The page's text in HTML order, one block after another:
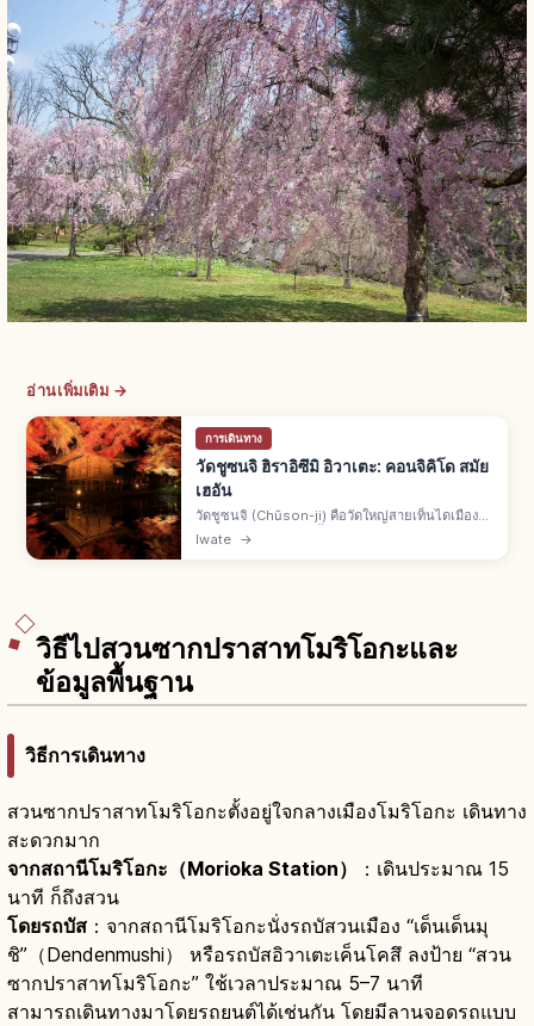
อ่านเพิ่มเติม →
การเดินทาง
วัดชูซนจิ ฮิราอิซึมิ อิวาเตะ: คอนจิคิโด สมัย
เฮอัน
วัดชูซนจิ (Chūson-ji) คือวัดใหญ่สายเท็นไดเมืองฮิ
ราอิซึมิ จ.อิวาเตะ ก่อตั้งปี 850 โดยจิกากุไดชิ เอ็น
Iwate →
วิธีไปสวนซากปราสาทโมริโอกะและ
ข้อมูลพื้นฐาน
วิธีการเดินทาง
สวนซากปราสาทโมริโอกะตั้งอยู่ใจกลางเมืองโมริโอกะ เดินทาง
สะดวกมาก
จากสถานีโมริโอกะ（Morioka Station）
：เดินประมาณ 15
นาที ก็ถึงสวน
โดยรถบัส ：จากสถานีโมริโอกะนั่งรถบัสวนเมือง “เด็นเด็นมุ
ชิ”（Dendenmushi） หรือรถบัสอิวาเตะเค็นโคสึ ลงป้าย “สวน
ซากปราสาทโมริโอกะ” ใช้เวลาประมาณ 5–7 นาที
สามารถเดินทางมาโดยรถยนต์ได้เช่นกัน โดยมีลานจอดรถแบบ